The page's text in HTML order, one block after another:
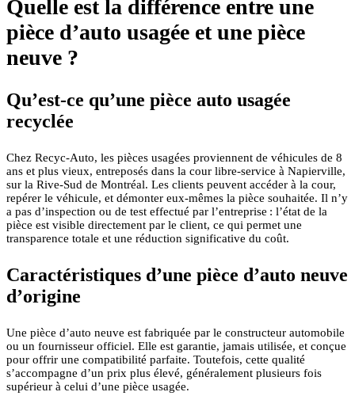
Quelle est la différence entre une
pièce d’auto usagée et une pièce
neuve ?
Qu’est-ce qu’une pièce auto usagée
recyclée
Chez Recyc‑Auto, les pièces usagées proviennent de véhicules de 8
ans et plus vieux, entreposés dans la cour libre-service à Napierville,
sur la Rive-Sud de Montréal. Les clients peuvent accéder à la cour,
repérer le véhicule, et démonter eux-mêmes la pièce souhaitée. Il n’y
a pas d’inspection ou de test effectué par l’entreprise : l’état de la
pièce est visible directement par le client, ce qui permet une
transparence totale et une réduction significative du coût.
Caractéristiques d’une pièce d’auto neuve
d’origine
Une pièce d’auto neuve est fabriquée par le constructeur automobile
ou un fournisseur officiel. Elle est garantie, jamais utilisée, et conçue
pour offrir une compatibilité parfaite. Toutefois, cette qualité
s’accompagne d’un prix plus élevé, généralement plusieurs fois
supérieur à celui d’une pièce usagée.